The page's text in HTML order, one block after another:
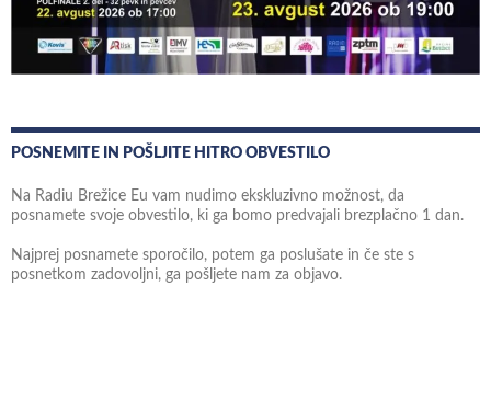
POSNEMITE IN POŠLJITE HITRO OBVESTILO
Na Radiu Brežice Eu vam nudimo ekskluzivno možnost, da
posnamete svoje obvestilo, ki ga bomo predvajali brezplačno 1 dan.
Najprej posnamete sporočilo, potem ga poslušate in če ste s
posnetkom zadovoljni, ga pošljete nam za objavo.